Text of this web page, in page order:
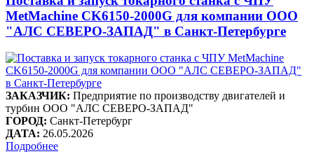
MetMachine CK6150-2000G для компании ООО
"АЛС СЕВЕРО-ЗАПАД" в Санкт-Петербурге
ЗАКАЗЧИК: Предприятие по производству двигателей и
турбин ООО "АЛС СЕВЕРО-ЗАПАД"
ГОРОД: Санкт-Петербург
ДАТА: 26.05.2026
Подробнее